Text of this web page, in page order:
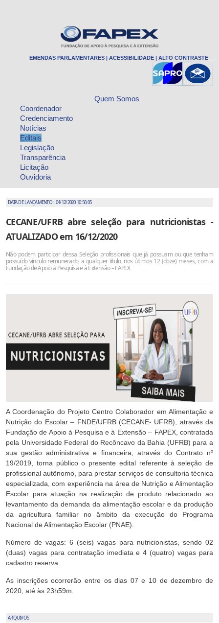
EMENDAS PARLAMENTARES ACESSIBILIDADE ALTO CONTRASTE
Quem Somos
Coordenador
Credenciamento
Notícias
Editais
Legislação
Transparência
Licitação
Ouvidoria
DATA DE LANÇAMENTO : 04/12/2020 10:56:05
CECANE/UFRB abre seleção para nutricionistas -
ATUALIZADO em 16/12/2020
Não podem participar dessa Seleção profissionais que já possuam ou que tenham
possuído vínculo remunerado, a qualquer título, nos últimos 12 (doze) meses, com a
Fundação de Apoio à Pesquisa e à Extensão – FAPEX
A Coordenação do Projeto Centro Colaborador em Alimentação e
Nutrição do Escolar – FNDE/UFRB (CECANE- UFRB), através da
Fundação de Apoio à Pesquisa e à Extensão – FAPEX, contratada
pela Universidade Federal do Recôncavo da Bahia (UFRB) para a
sua gestão administrativa e financeira, através do Contrato nº
19/2019, torna público o presente edital referente à seleção de
profissional autônomo, para prestar serviços de consultoria técnica
especializada, com experiência na área de Nutrição e Alimentação
Escolar para atuação na realização de produto relacionado ao
levantamento da demanda da alimentação escolar e da produção
da agricultura familiar no âmbito da execução do Programa
Nacional de Alimentação Escolar (PNAE).
Número de vagas: 6 (seis) vagas para nutricionistas, sendo 02
(duas) vagas para contratação imediata e 4 (quatro) vagas para
cadastro reserva.
As inscrições ocorrerão entre os dias 07 e 10 de dezembro de
2020, até às 23h59m.
ARQUIVOS